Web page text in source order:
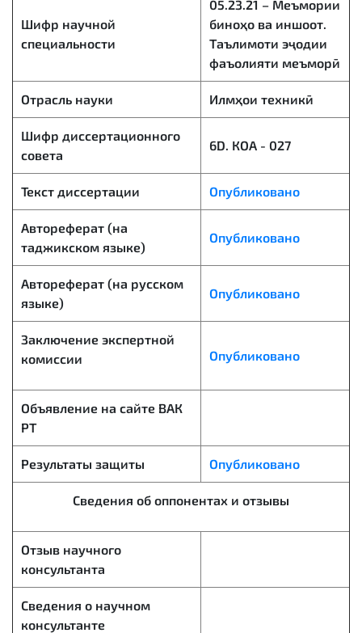
Шифр научной
специальности
05.23.21 – Меъмории
биноҳо ва иншоот.
Таълимоти эҷодии
фаъолияти меъморӣ
Отрасль науки Илмҳои техникӣ
Шифр диссертационного
совета
6D. КОА - 027
Текст диссертации Опубликовано
Автореферат (на
таджикском языке)
Опубликовано
Автореферат (на русском
языке)
Опубликовано
Заключение экспертной
комиссии
Опубликовано
Объявление на сайте ВАК
РТ
Результаты защиты Опубликовано
Сведения об оппонентах и отзывы
Отзыв научного
консультанта
Сведения о научном
консультанте